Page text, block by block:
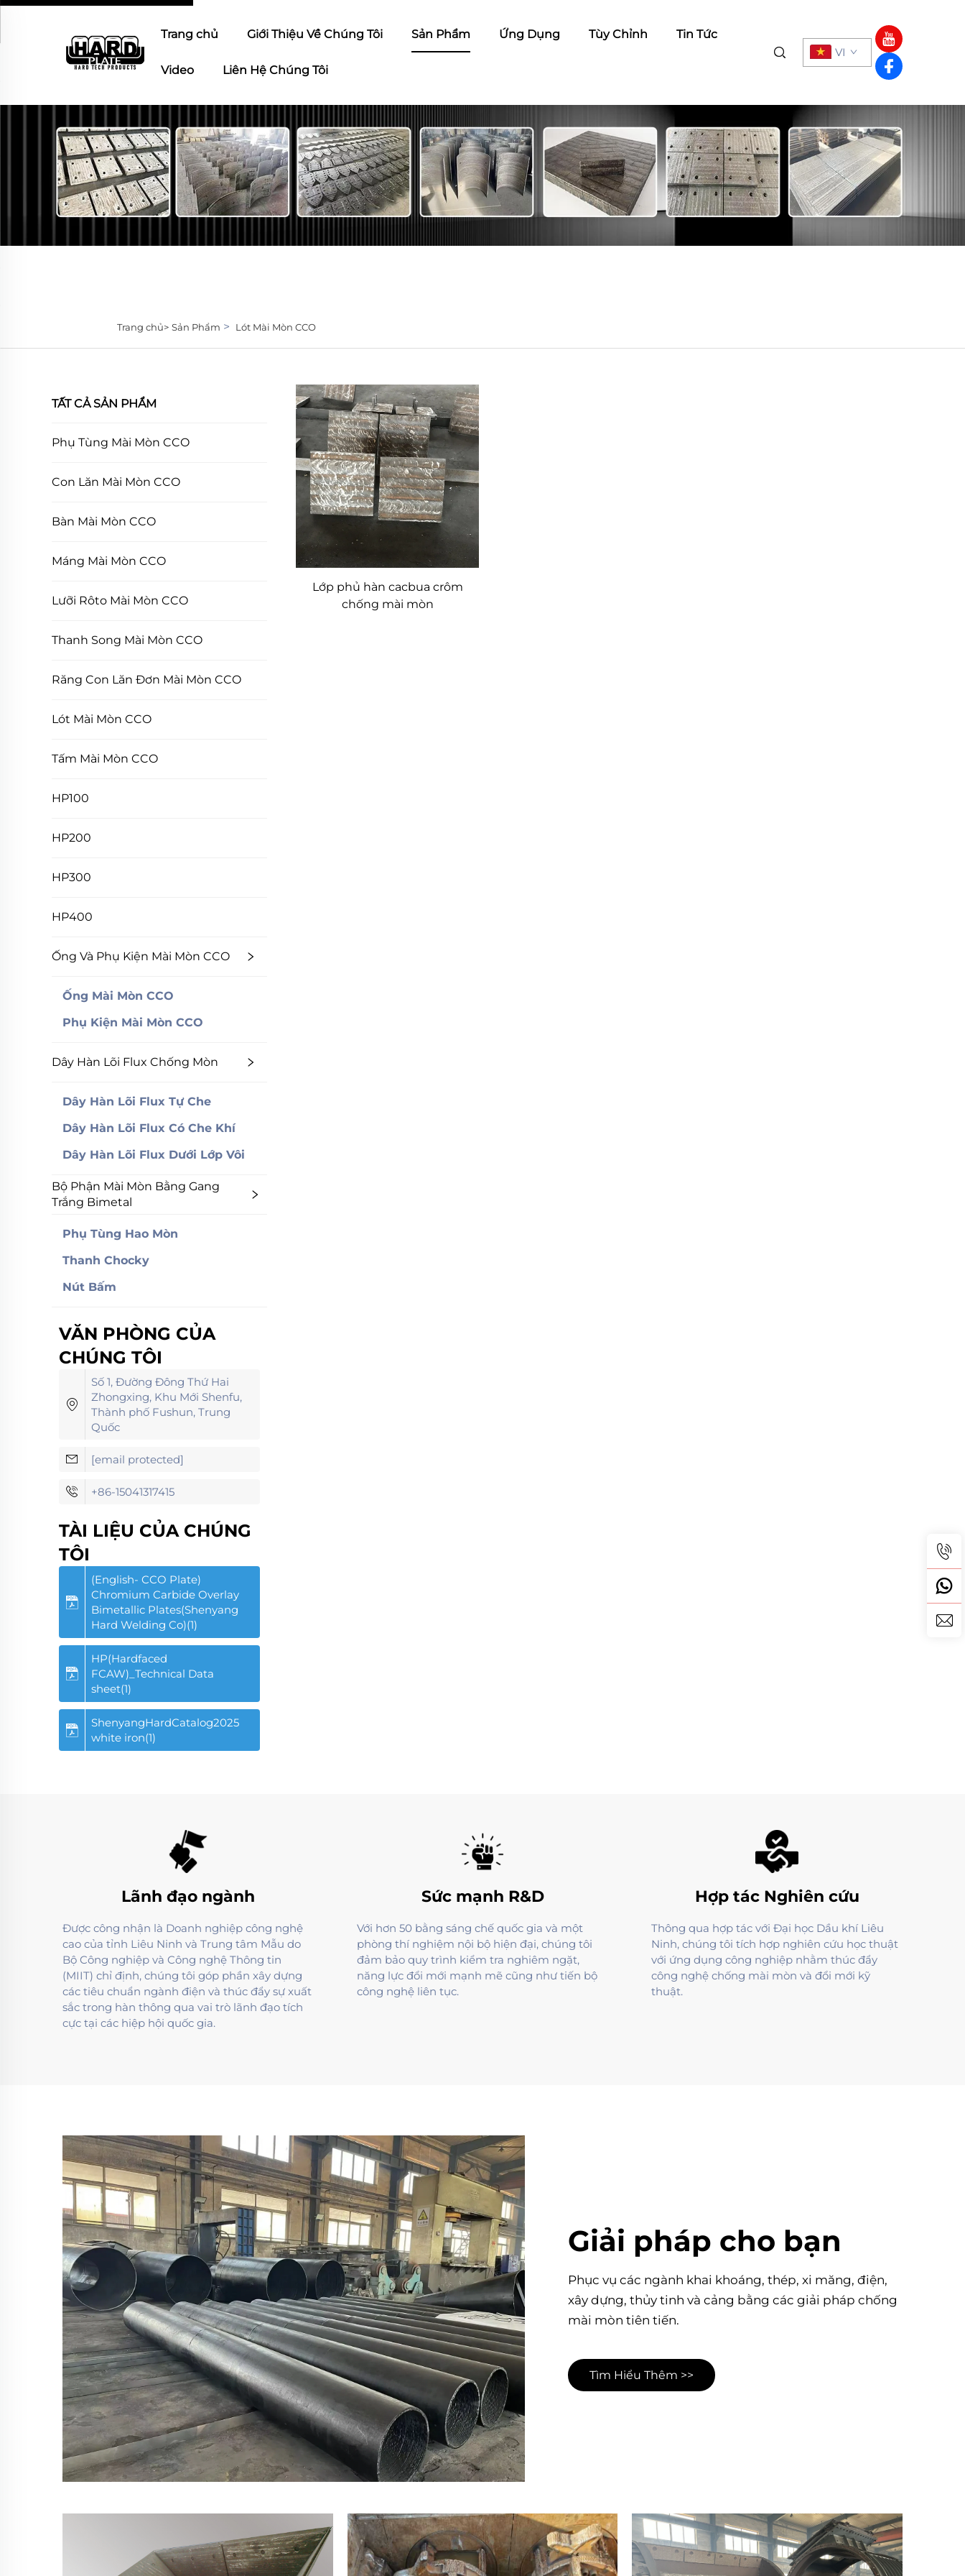
Trang chủ Giới Thiệu Về Chúng Tôi Sản Phẩm Ứng Dụng Tùy Chỉnh Tin Tức
Video Liên Hệ Chúng Tôi
VI
Trang chủ> Sản Phẩm > Lót Mài Mòn CCO
TẤT CẢ SẢN PHẨM
Phụ Tùng Mài Mòn CCO
Con Lăn Mài Mòn CCO
Bàn Mài Mòn CCO
Máng Mài Mòn CCO
Lưỡi Rôto Mài Mòn CCO
Thanh Song Mài Mòn CCO
Răng Con Lăn Đơn Mài Mòn CCO
Lót Mài Mòn CCO
Tấm Mài Mòn CCO
HP100
HP200
HP300
HP400
Ống Và Phụ Kiện Mài Mòn CCO
Ống Mài Mòn CCO
Phụ Kiện Mài Mòn CCO
Dây Hàn Lõi Flux Chống Mòn
Dây Hàn Lõi Flux Tự Che
Dây Hàn Lõi Flux Có Che Khí
Dây Hàn Lõi Flux Dưới Lớp Vôi
Bộ Phận Mài Mòn Bằng Gang
Trắng Bimetal
Phụ Tùng Hao Mòn
Thanh Chocky
Nút Bấm
VĂN PHÒNG CỦA
CHÚNG TÔI
Số 1, Đường Đông Thứ Hai
Zhongxing, Khu Mới Shenfu,
Thành phố Fushun, Trung
Quốc
[email protected]
+86-15041317415
TÀI LIỆU CỦA CHÚNG
TÔI
(English- CCO Plate)
Chromium Carbide Overlay
Bimetallic Plates(Shenyang
Hard Welding Co)(1)
HP(Hardfaced
FCAW)_Technical Data
sheet(1)
ShenyangHardCatalog2025
white iron(1)
Lớp phủ hàn cacbua crôm
chống mài mòn
Lãnh đạo ngành
Được công nhận là Doanh nghiệp công nghệ
cao của tỉnh Liêu Ninh và Trung tâm Mẫu do
Bộ Công nghiệp và Công nghệ Thông tin
(MIIT) chỉ định, chúng tôi góp phần xây dựng
các tiêu chuẩn ngành điện và thúc đẩy sự xuất
sắc trong hàn thông qua vai trò lãnh đạo tích
cực tại các hiệp hội quốc gia.
Sức mạnh R&D
Với hơn 50 bằng sáng chế quốc gia và một
phòng thí nghiệm nội bộ hiện đại, chúng tôi
đảm bảo quy trình kiểm tra nghiêm ngặt,
năng lực đổi mới mạnh mẽ cũng như tiến bộ
công nghệ liên tục.
Hợp tác Nghiên cứu
Thông qua hợp tác với Đại học Dầu khí Liêu
Ninh, chúng tôi tích hợp nghiên cứu học thuật
với ứng dụng công nghiệp nhằm thúc đẩy
công nghệ chống mài mòn và đổi mới kỹ
thuật.
Giải pháp cho bạn
Phục vụ các ngành khai khoáng, thép, xi măng, điện,
xây dựng, thủy tinh và cảng bằng các giải pháp chống
mài mòn tiên tiến.
Tìm Hiểu Thêm >>